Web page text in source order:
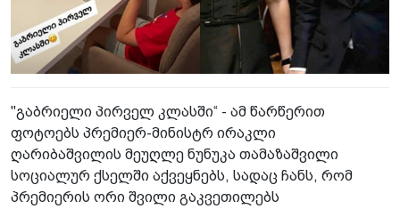
"გაბრიელი პირველ კლასში“ - ამ წარწერით
ფოტოებს პრემიერ-მინისტრ ირაკლი
ღარიბაშვილის მეუღლე ნუნუკა თამაზაშვილი
სოციალურ ქსელში აქვეყნებს, სადაც ჩანს, რომ
პრემიერის ორი შვილი გაკვეთილებს